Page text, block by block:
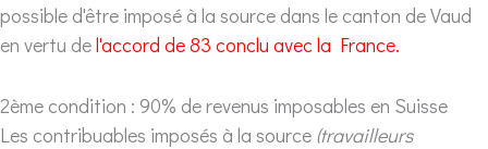
possible d'être imposé à la source dans le canton de Vaud
en vertu del'accord de 83 conclu avec la France.
2ème condition : 90% de revenus imposables en Suisse
Les contribuables imposés à la source (travailleurs